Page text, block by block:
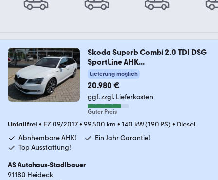
Skoda Superb Combi 2.0 TDI DSG
SportLine AHK...
Lieferung möglich
20.980 €
ggf. zzgl. Lieferkosten
Guter Preis
Unfallfrei • EZ 09/2017• 99.500 km • 140 kW (190 PS) • Diesel
Abnhembare AHK!
Ein Jahr Garantie!
Top Ausstattung!
AS Autohaus-Stadlbauer
91180 Heideck